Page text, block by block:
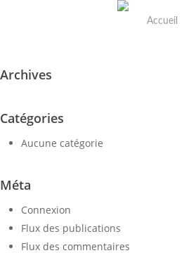
Accueil
Archives
Catégories
Aucune catégorie
Méta
Connexion
Flux des publications
Flux des commentaires